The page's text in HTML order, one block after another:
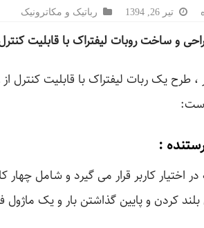
تیر 26, 1394 رباتیک و مکاترونیک
و ساخت روبات لیفتراک با قابلیت کنترل
، طرح یک ربات لیفتراک با قابلیت کنترل
اختیار کاربر قرار می گیرد و شامل
بلند کردن و پایین گذاشتن بار و یک